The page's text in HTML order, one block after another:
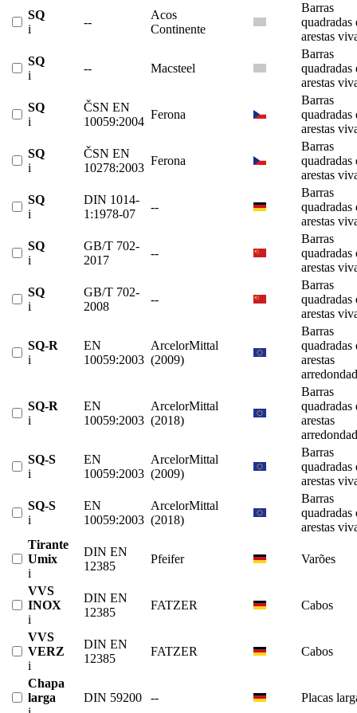
SQ
i
--
Acos
Continente
Barras
quadradas
arestas
SQ
i
-- Macsteel
Barras
quadradas
arestas
SQ
i
ČSN EN
10059:2004
Ferona
Barras
quadradas
arestas
SQ
i
ČSN EN
10278:2003
Ferona
Barras
quadradas
arestas
SQ
i
DIN 1014-
1:1978-07
--
Barras
quadradas
arestas
SQ
i
GB/T 702-
2017
--
Barras
quadradas
arestas
SQ
i
GB/T 702-
2008
--
Barras
quadradas
arestas
SQ-R
i
EN
10059:2003
ArcelorMittal
(2009)
Barras
quadradas
arestas
SQ-R
i
EN
10059:2003
ArcelorMittal
(2018)
Barras
quadradas
arestas
SQ-S
i
EN
10059:2003
ArcelorMittal
(2009)
Barras
quadradas
arestas
SQ-S
i
EN
10059:2003
ArcelorMittal
(2018)
Barras
quadradas
arestas
Tirante
Umix
i
DIN EN
12385
Pfeifer Varões
VVS
INOX
i
DIN EN
12385
FATZER Cabos
VVS
VERZ
i
DIN EN
12385
FATZER Cabos
Chapa
larga
DIN 59200 -- Placas